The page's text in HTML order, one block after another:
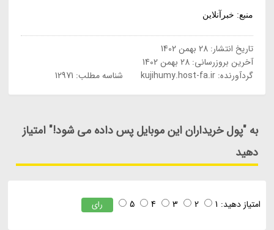
منبع: خبرآنلاین
تاریخ انتشار:28 بهمن 1402
آخرین بروزرسانی:28 بهمن 1402
گردآورنده:kujihumy.host-fa.ir شناسه مطلب: 12971
به "پول خریداران این موبایل پس داده می شود!" امتیاز
دهید
امتیاز دهید: 1
2
3
4
5 رای